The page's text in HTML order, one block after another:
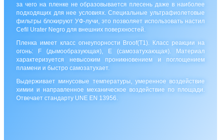
за чего на пленке не образовывается плесень даже в наиболее
подходящих для нее условиях. Специальные ультрафиолетовые
фильтры блокируют УФ-лучи, это позволяет использовать настил
Cefil Urater Negro для внешних поверхностей.
Пленка имеет класс огнеупорности Broof(T1). Класс реакции на
огонь: F (дымообразующая), E (самозатухающая). Материал
характеризуется невысоким проникновением и поглощением
пламени и быстро самозатухает.
Выдерживает минусовые температуры, умеренное воздействие
химии и направленное механическое воздействие по площади.
Отвечает стандарту UNE EN 13956.